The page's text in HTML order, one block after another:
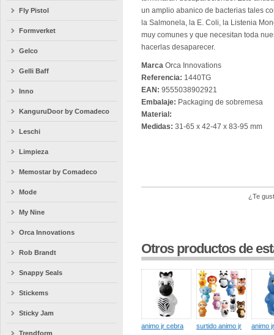
Fly Pistol
Formverket
Gelco
Gelli Baff
Inno
KanguruDoor by Comadeco
Leschi
Limpieza
Memostar by Comadeco
Mode
My Nine
Orca Innovations
Rob Brandt
Snappy Seals
Stickems
Sticky Jam
Trendform
un amplio abanico de bacterias tales
la Salmonela, la E. Coli, la Listenia
muy comunes y que necesitan toda
hacerlas desaparecer.
Marca Orca Innovations
Referencia: 1440TG
EAN: 9555038902921
Embalaje: Packaging de sobremesa
Material:
Medidas: 31-65 x 42-47 x 83-95 mm
¿Te
Otros productos de
animo jr cebra surtido animo jr animo